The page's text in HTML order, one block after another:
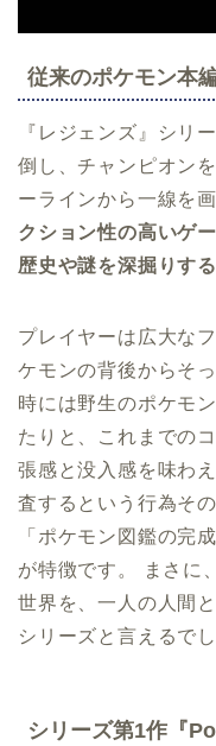
従来のポケモン本
『レジェンズ』シリ
倒し、チャンピオン
ーラインから一線を
クション性の高いゲ
歴史や謎を深掘りす
プレイヤーは広大な
ケモンの背後からそ
時には野生のポケモ
たりと、これまでの
張感と没入感を味わ
査するという行為そ
「ポケモン図鑑の完
が特徴です。 まさに
世界を、一人の人間
シリーズと言えるでし
シリーズ第1作『